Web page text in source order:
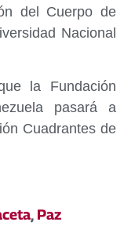
del Cuerpo de
Nacional
la Fundación
pasará a
Cuadrantes de
, Paz